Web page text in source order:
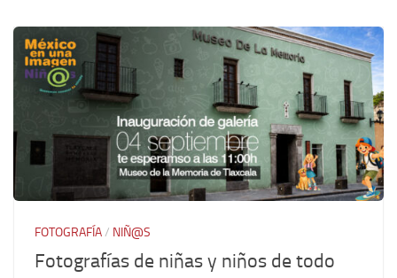
FOTOGRAFÍA/ NIÑ@S
Fotografías de niñas y niños de todo